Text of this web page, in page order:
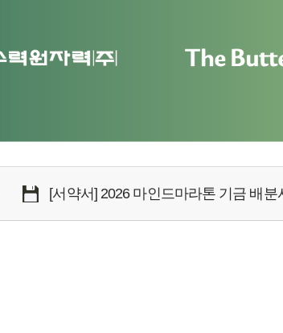
[서약서] 2026 마인드마라톤 기금 배분